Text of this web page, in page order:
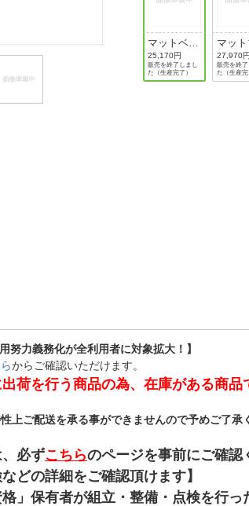
マットベー
ジュ
25,170円
販売を終了しまし
た（生産完了）
マッ
ック
27,970円
販売を終了
た（生産完
努力義務化が全利用者に対象拡大！】
からご確認いただけます。
荷を行う商品の為、在庫がある商
上ご配送を承る事ができませんので予めご了承
必ずこちらのページを事前にご確認
どの詳細をご確認頂けます】
」保有者が組立・整備・点検を行っ